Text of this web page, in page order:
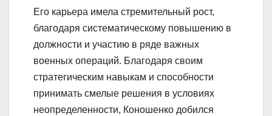
Его карьера имела стремительный рост,
благодаря систематическому повышению в
должности и участию в ряде важных
военных операций. Благодаря своим
стратегическим навыкам и способности
принимать смелые решения в условиях
неопределенности, Коношенко добился